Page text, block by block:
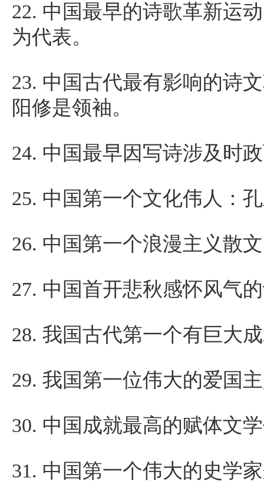
22. 中国最早的诗歌革新运
为代表。
23. 中国古代最有影响的诗
阳修是领袖。
24. 中国最早因写诗涉及时
25. 中国第一个文化伟人：
26. 中国第一个浪漫主义散
27. 中国首开悲秋感怀风气
28. 我国古代第一个有巨大
29. 我国第一位伟大的爱国
30. 中国成就最高的赋体文
31. 中国第一个伟大的史学